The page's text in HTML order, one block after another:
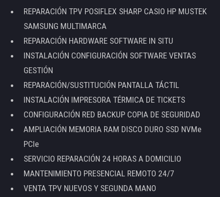
REPARACIÓN TPV POSIFLEX SHARP CASIO HP MUSTEK
SAMSUNG MULTIMARCA
REPARACIÓN HARDWARE SOFTWARE IN SITU
INSTALACIÓN CONFIGURACIÓN SOFTWARE VENTAS
GESTIÓN
REPARACIÓN/SUSTITUCIÓN PANTALLA TÁCTIL
INSTALACIÓN IMPRESORA TÉRMICA DE TICKETS
CONFIGURACIÓN RED BACKUP COPIA DE SEGURIDAD
AMPLIACIÓN MEMORIA RAM DISCO DURO SSD NVMe
PCIe
SERVICIO REPARACIÓN 24 HORAS A DOMICILIO
MANTENIMIENTO PRESENCIAL REMOTO 24/7
VENTA TPV NUEVOS Y SEGUNDA MANO